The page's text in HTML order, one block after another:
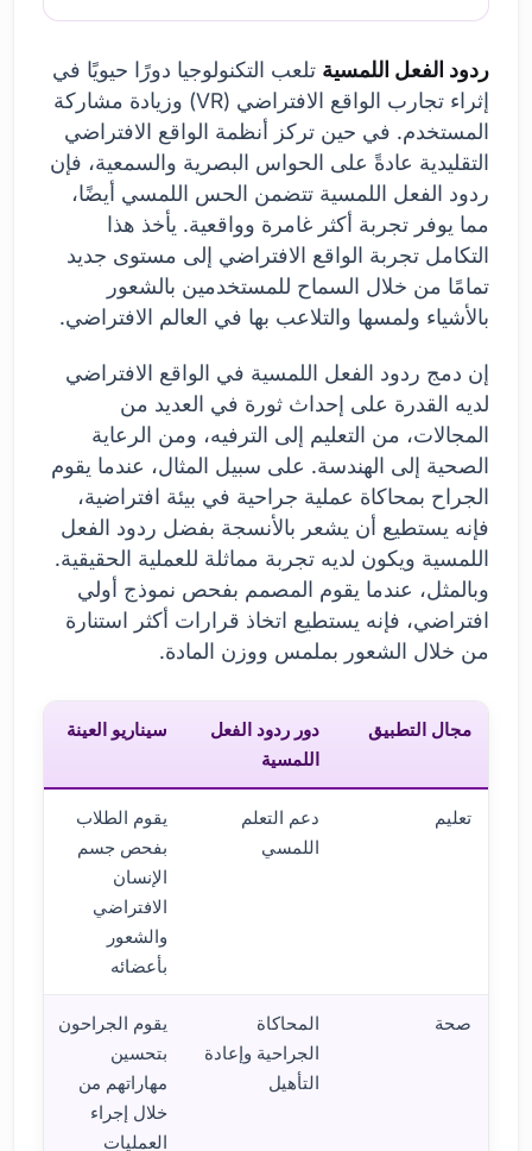
ردود الفعل اللمسية تلعب التكنولوجيا دورًا حيويًا في
إثراء تجارب الواقع الافتراضي (VR) وزيادة مشاركة
المستخدم. في حين تركز أنظمة الواقع الافتراضي
التقليدية عادةً على الحواس البصرية والسمعية، فإن
ردود الفعل اللمسية تتضمن الحس اللمسي أيضًا،
مما يوفر تجربة أكثر غامرة وواقعية. يأخذ هذا
التكامل تجربة الواقع الافتراضي إلى مستوى جديد
تمامًا من خلال السماح للمستخدمين بالشعور
بالأشياء ولمسها والتلاعب بها في العالم الافتراضي.
إن دمج ردود الفعل اللمسية في الواقع الافتراضي
لديه القدرة على إحداث ثورة في العديد من
المجالات، من التعليم إلى الترفيه، ومن الرعاية
الصحية إلى الهندسة. على سبيل المثال، عندما يقوم
الجراح بمحاكاة عملية جراحية في بيئة افتراضية،
فإنه يستطيع أن يشعر بالأنسجة بفضل ردود الفعل
اللمسية ويكون لديه تجربة مماثلة للعملية الحقيقية.
وبالمثل، عندما يقوم المصمم بفحص نموذج أولي
افتراضي، فإنه يستطيع اتخاذ قرارات أكثر استنارة
من خلال الشعور بملمس ووزن المادة.
مجال التطبيق
دور ردود الفعل
اللمسية
سيناريو العينة
تعليم
دعم التعلم
اللمسي
يقوم الطلاب
بفحص جسم
الإنسان
الافتراضي
والشعور
بأعضائه
صحة
المحاكاة
الجراحية وإعادة
التأهيل
يقوم الجراحون
بتحسين
مهاراتهم من
خلال إجراء
العمليات